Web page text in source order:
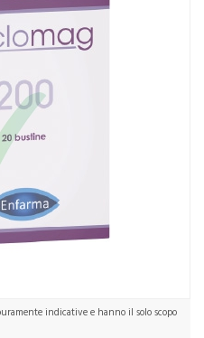
indicative e hanno il solo scopo